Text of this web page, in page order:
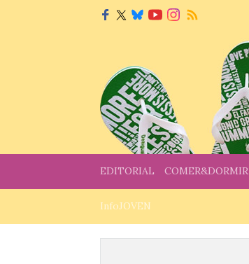
EDITORIAL COMER&DORMIR
InfoJOVEN